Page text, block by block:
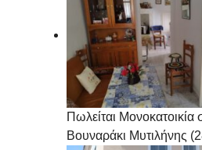
Πωλείται Μονοκατοικία
Βουναράκι Μυτιλήνης